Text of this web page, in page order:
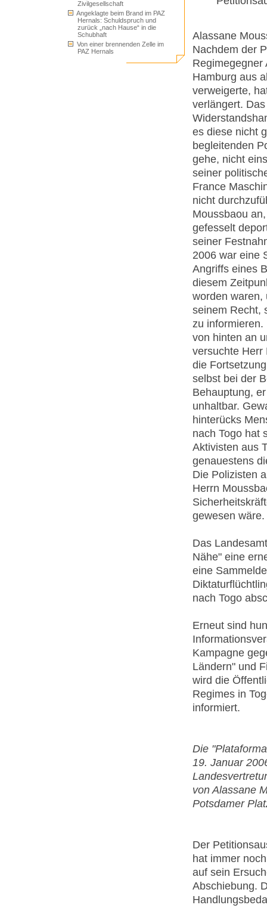
Zivilgesellschaft
Angeklagte beim Brand im PAZ
Hernals: Schuldspruch und
zurück „nach Hause“ in die
Schubhaft
Von einer brennenden Zelle im
PAZ Hernals
Alassane
Nachdem der
Regimegegner
Hamburg aus
verweigerte,
verlängert.
es diese nicht
begleitenden
gehe, nicht
seiner
France
nicht
Moussbaou
gefesselt
seiner
2006 war eine
Angriffs eines
diesem
worden waren,
seinem Recht,
zu informieren.
von hinten an
versuchte Herr
die
selbst bei der
Behauptung,
unhaltbar.
hinterücks
nach Togo hat
Aktivisten aus
genauestens
Die Polizisten
Herrn
gewesen wäre.
Das
Nähe" eine
eine
nach Togo
Erneut sind
Kampagne
Ländern" und
wird die
Regimes in
informiert.
Die
19. Januar
von Alassane
Potsdamer
Der
hat immer
auf sein
Abschiebung.